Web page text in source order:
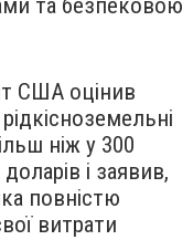
та безпековою
США оцінив
ніж у 300
і заявив,
повністю
витрати